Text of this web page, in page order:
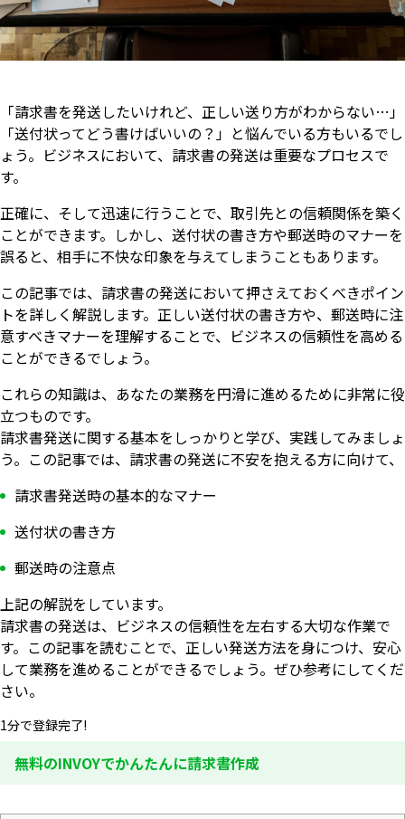
「請求書を発送したいけれど、正しい送り方がわからない…」
「送付状ってどう書けばいいの？」と悩んでいる方もいるでし
ょう。ビジネスにおいて、請求書の発送は重要なプロセスで
す。
正確に、そして迅速に行うことで、取引先との信頼関係を築く
ことができます。しかし、送付状の書き方や郵送時のマナーを
誤ると、相手に不快な印象を与えてしまうこともあります。
この記事では、請求書の発送において押さえておくべきポイン
トを詳しく解説します。正しい送付状の書き方や、郵送時に注
意すべきマナーを理解することで、ビジネスの信頼性を高める
ことができるでしょう。
これらの知識は、あなたの業務を円滑に進めるために非常に役
立つものです。
請求書発送に関する基本をしっかりと学び、実践してみましょ
う。この記事では、請求書の発送に不安を抱える方に向けて、
請求書発送時の基本的なマナー
送付状の書き方
郵送時の注意点
上記の解説をしています。
請求書の発送は、ビジネスの信頼性を左右する大切な作業で
す。この記事を読むことで、正しい発送方法を身につけ、安心
して業務を進めることができるでしょう。ぜひ参考にしてくだ
さい。
1分で登録完了!
無料のINVOYでかんたんに請求書作成